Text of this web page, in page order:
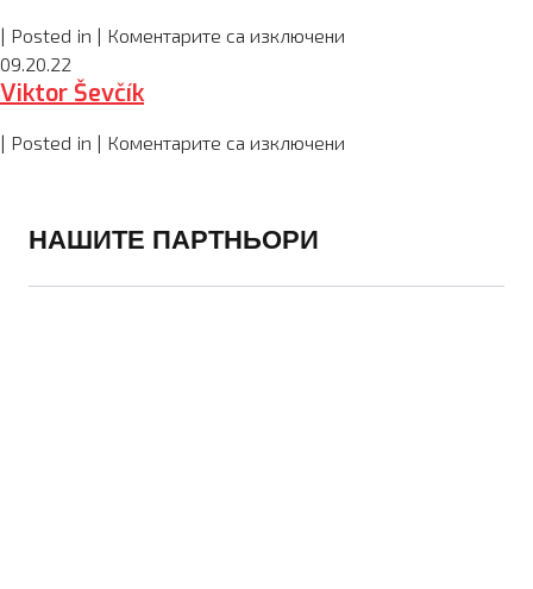
| Posted in | Коментарите са изключени
09.20.22
Viktor Ševčík
| Posted in | Коментарите са изключени
НАШИТЕ ПАРТНЬОРИ